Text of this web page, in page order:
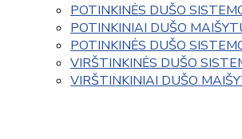
POTINKINĖS DUŠO
POTINKINIAI DUŠO
POTINKINĖS DUŠO
VIRŠTINKINĖS DUŠO
VIRŠTINKINIAI DUŠO